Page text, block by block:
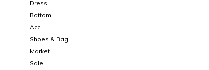
Dress
Bottom
Acc
Shoes & Bag
Market
Sale